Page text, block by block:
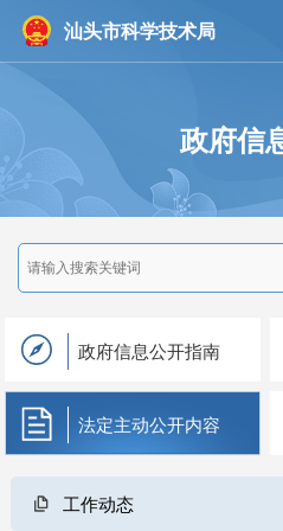
汕头市科学技术局
政府信
政府信息公开指南
法定主动公开内容
工作动态